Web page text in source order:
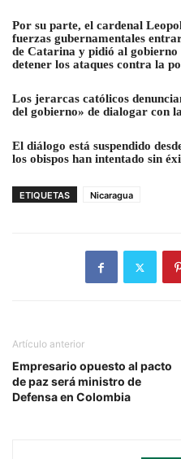
Por su parte, el cardenal
fuerzas gubernamentales
de Catarina y pidió al
detener los ataques contra la
Los jerarcas católicos
del gobierno» de dialogar con
El diálogo está suspendido
los obispos han intentado sin
ETIQUETAS Nicaragua
Artículo anterior
Empresario opuesto al pacto
de paz será ministro de
Defensa en Colombia